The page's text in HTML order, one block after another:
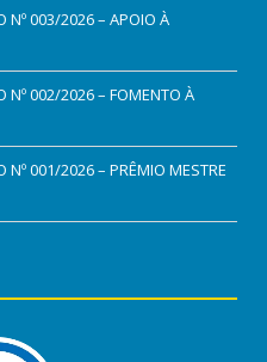
Nº 003/2026 – APOIO À
Nº 002/2026 – FOMENTO À
Nº 001/2026 – PRÊMIO MESTRE